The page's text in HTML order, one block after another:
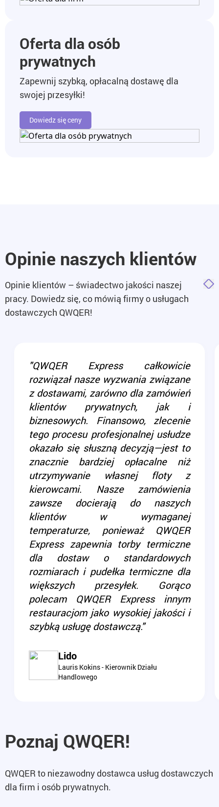
Oferta dla osób
prywatnych
Zapewnij szybką, opłacalną dostawę dla
swojej przesyłki!
Dowiedz się ceny
Opinie naszych klientów
Opinie klientów – świadectwo jakości naszej
pracy. Dowiedz się, co mówią firmy o usługach
dostawczych QWQER!
"QWQER Express całkowicie
rozwiązał nasze wyzwania związane
z dostawami, zarówno dla zamówień
klientów prywatnych, jak i
biznesowych. Finansowo, zlecenie
tego procesu profesjonalnej usłudze
okazało się słuszną decyzją—jest to
znacznie bardziej opłacalne niż
utrzymywanie własnej floty z
kierowcami. Nasze zamówienia
zawsze docierają do naszych
klientów w wymaganej
temperaturze, ponieważ QWQER
Express zapewnia torby termiczne
dla dostaw o standardowych
rozmiarach i pudełka termiczne dla
większych przesyłek. Gorąco
polecam QWQER Express innym
restauracjom jako wysokiej jakości i
szybką usługę dostawczą."
Lido
Lauris Kokins - Kierownik Działu
Handlowego
Poznaj QWQER!
QWQER to niezawodny dostawca usług dostawczych
dla firm i osób prywatnych.